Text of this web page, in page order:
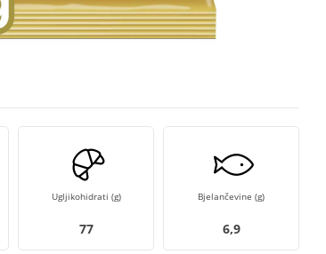
Ugljikohidrati (g)
77
Bjelančevine (g)
6,9